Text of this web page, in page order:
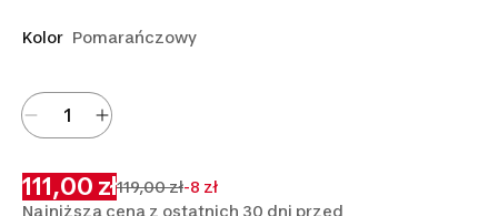
Kolor Pomarańczowy
111,00 zł119,00 zł-8 zł
Najniższa cena z ostatnich 30 dni przed